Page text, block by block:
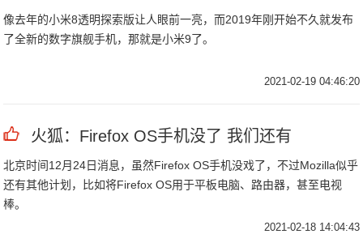
像去年的小米8透明探索版让人眼前一亮，而2019年刚开始不久就发布
了全新的数字旗舰手机，那就是小米9了。
2021-02-19 04:46:20
火狐：Firefox OS手机没了 我们还有
北京时间12月24日消息，虽然Firefox OS手机没戏了，不过Mozilla似乎
还有其他计划，比如将Firefox OS用于平板电脑、路由器，甚至电视
棒。
2021-02-18 14:04:43